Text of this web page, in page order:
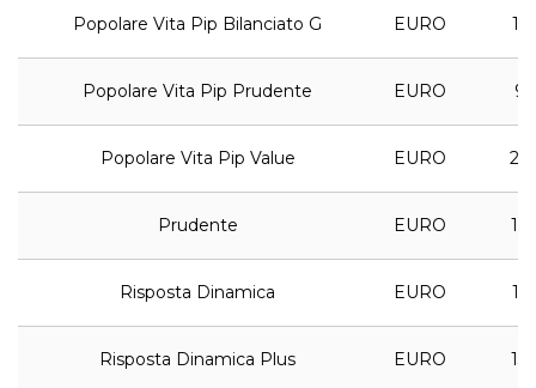
Popolare Vita Pip Bilanciato G EURO
Popolare Vita Pip Prudente EURO
Popolare Vita Pip Value EURO
Prudente EURO
Risposta Dinamica EURO
Risposta Dinamica Plus EURO